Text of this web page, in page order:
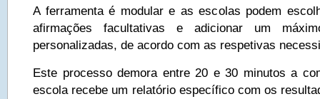
A ferramenta é modular e as escolas podem
afirmações facultativas e adicionar um
personalizadas, de acordo com as respetivas
Este processo demora entre 20 e 30 minutos a
escola recebe um relatório específico com os